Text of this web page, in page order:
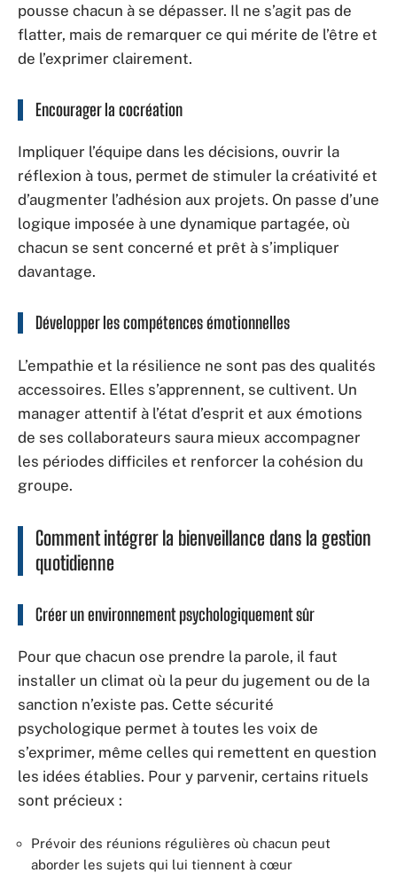
pousse chacun à se dépasser. Il ne s’agit pas de
flatter, mais de remarquer ce qui mérite de l’être et
de l’exprimer clairement.
Encourager la cocréation
Impliquer l’équipe dans les décisions, ouvrir la
réflexion à tous, permet de stimuler la créativité et
d’augmenter l’adhésion aux projets. On passe d’une
logique imposée à une dynamique partagée, où
chacun se sent concerné et prêt à s’impliquer
davantage.
Développer les compétences émotionnelles
L’empathie et la résilience ne sont pas des qualités
accessoires. Elles s’apprennent, se cultivent. Un
manager attentif à l’état d’esprit et aux émotions
de ses collaborateurs saura mieux accompagner
les périodes difficiles et renforcer la cohésion du
groupe.
Comment intégrer la bienveillance dans la gestion
quotidienne
Créer un environnement psychologiquement sûr
Pour que chacun ose prendre la parole, il faut
installer un climat où la peur du jugement ou de la
sanction n’existe pas. Cette sécurité
psychologique permet à toutes les voix de
s’exprimer, même celles qui remettent en question
les idées établies. Pour y parvenir, certains rituels
sont précieux :
Prévoir des réunions régulières où chacun peut
aborder les sujets qui lui tiennent à cœur